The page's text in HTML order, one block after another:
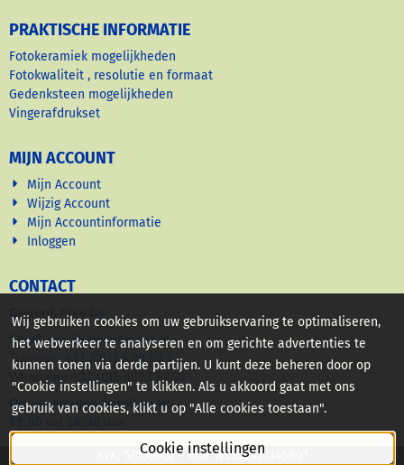
PRAKTISCHE INFORMATIE
Fotokeramiek mogelijkheden
Fotokwaliteit , resolutie en formaat
Gedenksteen mogelijkheden
Vingerafdrukset
MIJN ACCOUNT
Mijn Account
Wijzig Account
Mijn Accountinformatie
Inloggen
CONTACT
Gedenk Idee bv
Email: info @ gedenkidee nl
Telefoon: +31 (0)113 28 83 87
WhatsApp +31 (0)6 4683 5250
Op werkdagen bereikbaar:
KvK: 57058962 - Btw: NL852421345B01
Wij gebruiken cookies om uw gebruikservaring te optimaliseren,
het webverkeer te analyseren en om gerichte advertenties te
kunnen tonen via derde partijen. U kunt deze beheren door op
"Cookie instellingen" te klikken. Als u akkoord gaat met ons
gebruik van cookies, klikt u op "Alle cookies toestaan".
Cookie instellingen